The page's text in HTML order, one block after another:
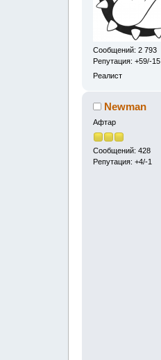
Сообщений: 2 793
Репутация: +59/-15
Реалист
Newman
Афтар
Сообщений: 428
Репутация: +4/-1